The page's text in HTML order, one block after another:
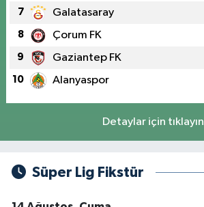
7 Galatasaray
8 Çorum FK
9 Gaziantep FK
10 Alanyaspor
Detaylar için tıklayın
Süper Lig Fikstür